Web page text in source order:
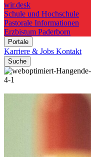
wir.desk
Schule und Hochschule
Pastorale Informationen
Erzbistum Paderborn
Portale
Karriere & Jobs Kontakt
Suche